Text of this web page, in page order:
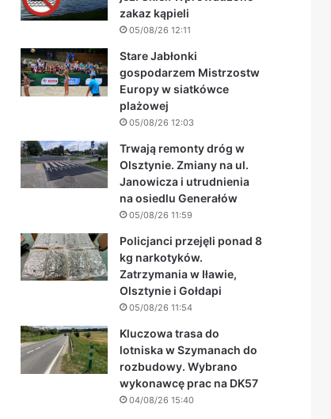
zakaz kąpieli
05/08/26 12:11
Stare Jabłonki
gospodarzem Mistrzostw
Europy w siatkówce
plażowej
05/08/26 12:03
Trwają remonty dróg w
Olsztynie. Zmiany na ul.
Janowicza i utrudnienia
na osiedlu Generałów
05/08/26 11:59
Policjanci przejęli ponad 8
kg narkotyków.
Zatrzymania w Iławie,
Olsztynie i Gołdapi
05/08/26 11:54
Kluczowa trasa do
lotniska w Szymanach do
rozbudowy. Wybrano
wykonawcę prac na DK57
04/08/26 15:40